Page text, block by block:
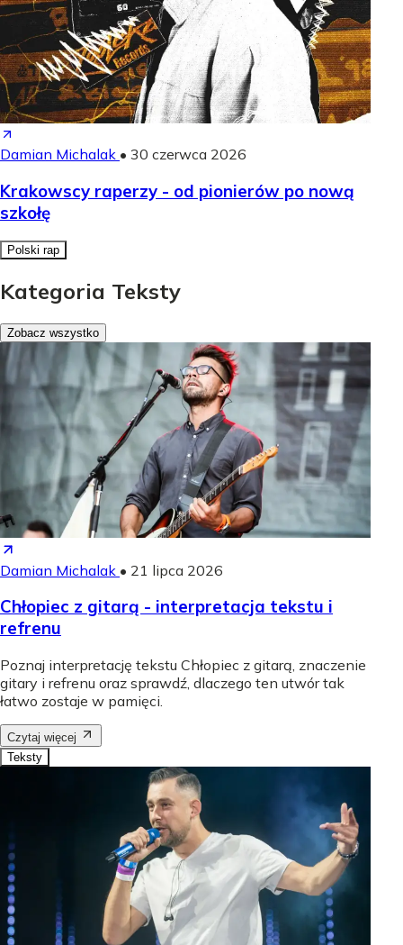
Damian Michalak • 30 czerwca 2026
Krakowscy raperzy - od pionierów po nową
szkołę
Polski rap
Kategoria Teksty
Zobacz wszystko
Damian Michalak • 21 lipca 2026
Chłopiec z gitarą - interpretacja tekstu i
refrenu
Poznaj interpretację tekstu Chłopiec z gitarą, znaczenie
gitary i refrenu oraz sprawdź, dlaczego ten utwór tak
łatwo zostaje w pamięci.
Czytaj więcej
Teksty